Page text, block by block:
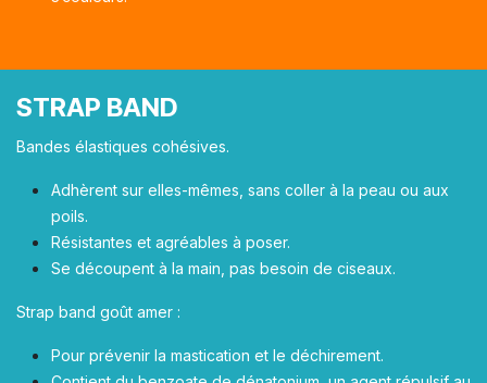
​STRAP BAND
Bandes élastiques cohésives.
Adhèrent sur elles-mêmes, sans coller à la peau ou aux
poils.
Résistantes et agréables à poser.
Se découpent à la main, pas besoin de ciseaux.
Strap band goût amer :
Pour prévenir la mastication et le déchirement.